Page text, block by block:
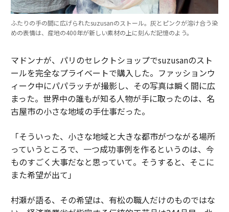
ふたりの手の間に広げられたsuzusanのストール。灰とピンクが溶け合う染
めの表情は、産地の400年が新しい素材の上に刻んだ記憶のよう。
マドンナが、パリのセレクトショップでsuzusanのスト
ールを完全なプライベートで購入した。ファッションウ
ィーク中にパパラッチが撮影し、その写真は瞬く間に広
まった。世界中の誰もが知る人物が手に取ったのは、名
古屋市の小さな地域の手仕事だった。
「そういった、小さな地域と大きな都市がつながる場所
っていうところで、一つ成功事例を作るというのは、今
ものすごく大事だなと思っていて。そうすると、そこに
また希望が出て」
村瀬が語る、その希望は、有松の職人だけのものではな